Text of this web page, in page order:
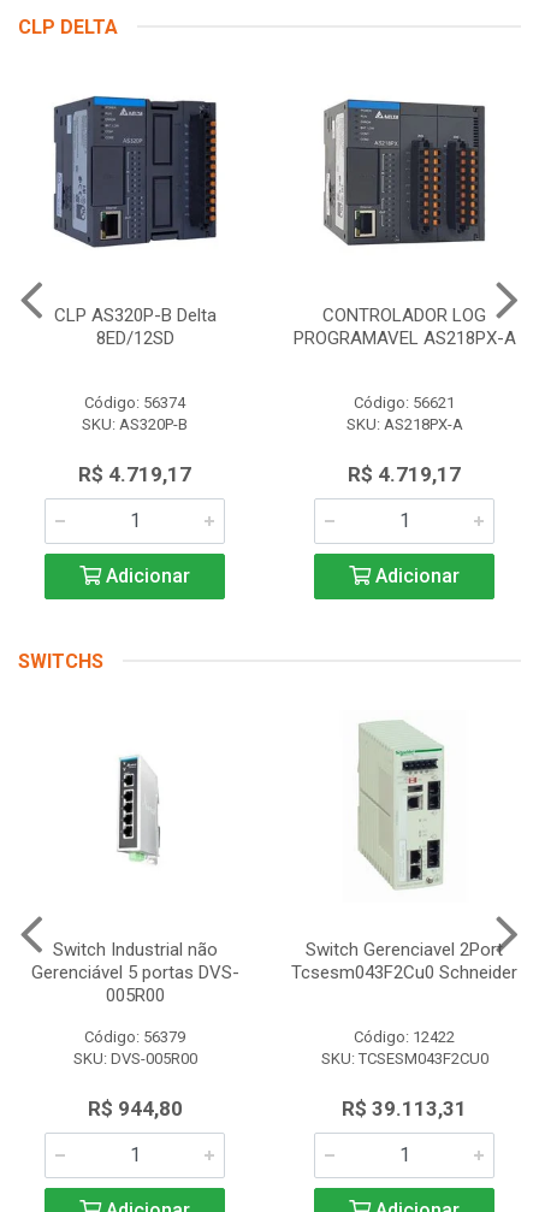
CLP DELTA
CLP AS320P-B Delta
8ED/12SD
Código: 56374
SKU: AS320P-B
R$ 4.719,17
Adicionar
CONTROLADOR LOG
PROGRAMAVEL AS218PX-A
Código: 56621
SKU: AS218PX-A
R$ 4.719,17
Adicionar
SWITCHS
Switch Industrial não
Gerenciável 5 portas DVS-
005R00
Código: 56379
SKU: DVS-005R00
R$ 944,80
Switch Gerenciavel 2Port
Tcsesm043F2Cu0 Schneider
Código: 12422
SKU: TCSESM043F2CU0
R$ 39.113,31